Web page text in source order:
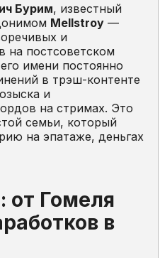
Бурим, известный
Mellstroy —
и
на постсоветском
имени постоянно
в трэш-контенте
и
на стримах. Это
семьи, который
на эпатаже, деньгах
от Гомеля
в